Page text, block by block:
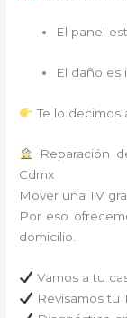
El panel
El daño es
Te lo decimos
Reparación
Cdmx
Mover una TV
Por eso
domicilio.
Vamos a tu
Revisamos tu